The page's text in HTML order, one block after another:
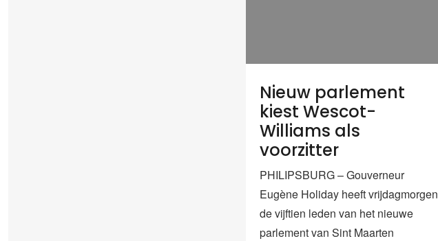
Nieuw parlement
kiest Wescot-
Williams als
voorzitter
PHILIPSBURG – Gouverneur
Eugène Holiday heeft vrijdagmorgen
de vijftien leden van het nieuwe
parlement van Sint Maarten